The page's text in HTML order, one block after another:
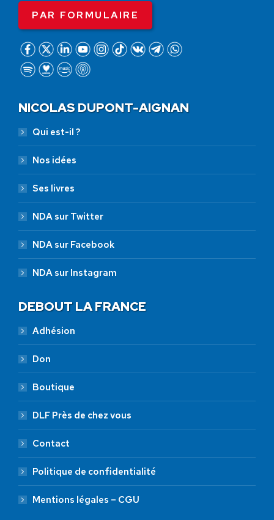
PAR FORMULAIRE
NICOLAS DUPONT-AIGNAN
Qui est-il ?
Nos idées
Ses livres
NDA sur Twitter
NDA sur Facebook
NDA sur Instagram
DEBOUT LA FRANCE
Adhésion
Don
Boutique
DLF Près de chez vous
Contact
Politique de confidentialité
Mentions légales – CGU